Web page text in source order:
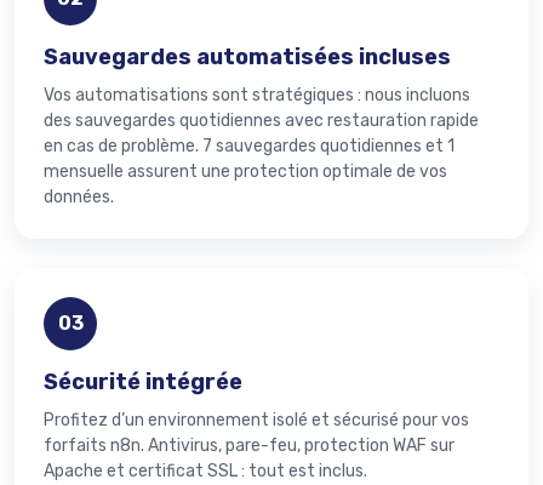
Sauvegardes automatisées incluses
Vos automatisations sont stratégiques : nous incluons
des sauvegardes quotidiennes avec restauration rapide
en cas de problème. 7 sauvegardes quotidiennes et 1
mensuelle assurent une protection optimale de vos
données.
03
Sécurité intégrée
Profitez d’un environnement isolé et sécurisé pour vos
forfaits n8n. Antivirus, pare-feu, protection WAF sur
Apache et certificat SSL : tout est inclus.